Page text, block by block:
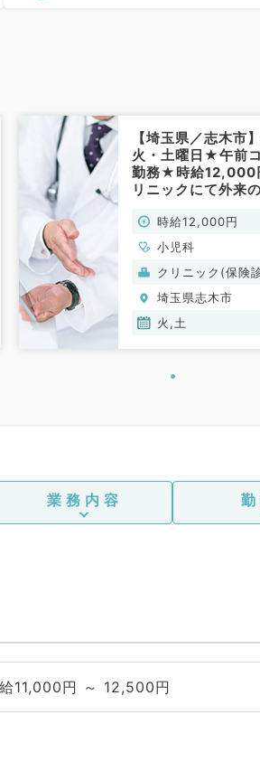
【埼玉県／志木市
火・土曜日★午前
勤務★時給12,000
リニックにて外来
時給12,000円
小児科
クリニック(保険
埼玉県志木市
火,土
業務内容
11,000円 ～ 12,500円